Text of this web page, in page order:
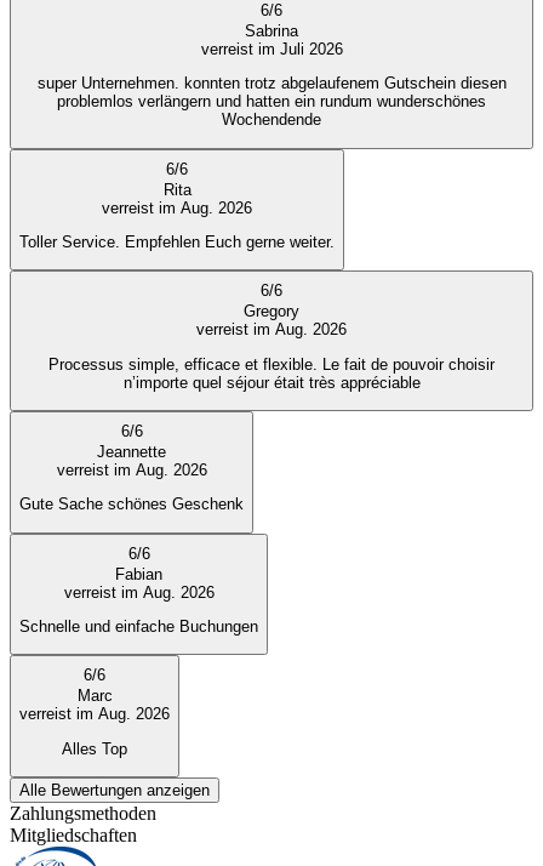
6/6
Sabrina
verreist im Juli 2026
super Unternehmen. konnten trotz abgelaufenem Gutschein diesen
problemlos verlängern und hatten ein rundum wunderschönes
Wochendende
6/6
Rita
verreist im Aug. 2026
Toller Service. Empfehlen Euch gerne weiter.
6/6
Gregory
verreist im Aug. 2026
Processus simple, efficace et flexible. Le fait de pouvoir choisir
n’importe quel séjour était très appréciable
6/6
Jeannette
verreist im Aug. 2026
Gute Sache schönes Geschenk
6/6
Fabian
verreist im Aug. 2026
Schnelle und einfache Buchungen
6/6
Marc
verreist im Aug. 2026
Alles Top
Alle Bewertungen anzeigen
Zahlungsmethoden
Mitgliedschaften